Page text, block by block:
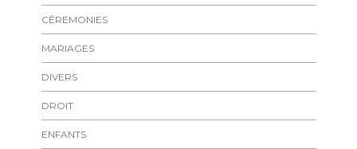
CÉREMONIES
MARIAGES
DIVERS
DROIT
ENFANTS